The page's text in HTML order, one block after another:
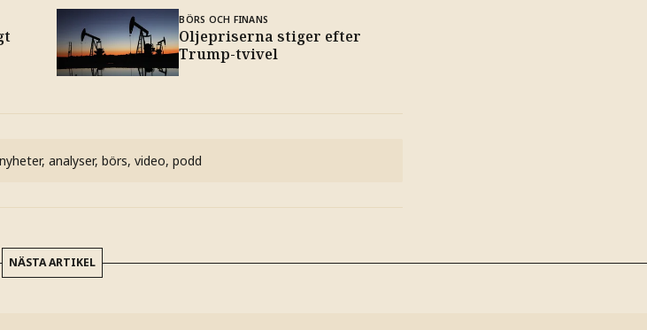
BÖRS OCH FINANS
Oljepriserna stiger efter
Trump-tvivel
analyser, börs, video, podd
NÄSTA ARTIKEL